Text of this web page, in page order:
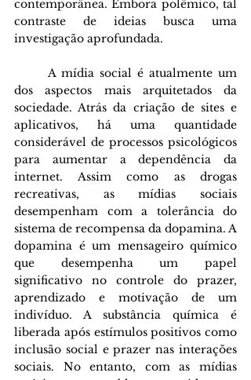
contemporânea. Embora polêmico, tal
contraste de ideias busca uma
investigação aprofundada.
dos aspectos mais arquitetados da
sociedade. Atrás da criação de sites e
aplicativos, há uma quantidade
considerável de processos psicológicos
para aumentar a dependência da
internet. Assim como as drogas
recreativas, as mídias sociais
desempenham com a tolerância do
sistema de recompensa da dopamina. A
dopamina é um mensageiro químico
que desempenha um papel
significativo no controle do prazer,
aprendizado e motivação de um
indivíduo. A substância química é
liberada após estímulos positivos como
inclusão social e prazer nas interações
sociais. No entanto, com as mídias